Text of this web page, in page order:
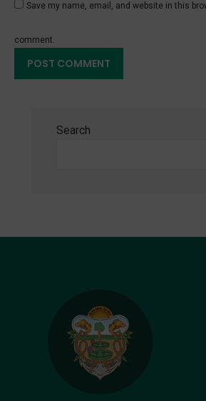
Save my name, email, and website in this
comment.
Search